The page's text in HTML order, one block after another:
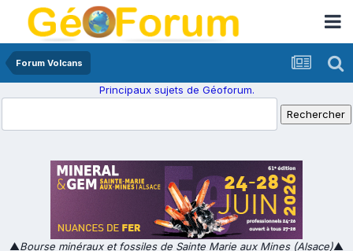
Forum Volcans
Principaux sujets de Géoforum.
▲Bourse minéraux et fossiles de Sainte Marie aux Mines (Alsace)▲